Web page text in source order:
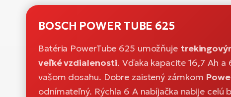
BOSCH POWER TUBE 625
Batéria PowerTube 625 umožňuje
veľké vzdialenosti. Vďaka kapacite 16,7 Ah
vašom dosahu. Dobre zaistený zámkom
odnímateľný. Rýchla 6 A nabíjačka nabije